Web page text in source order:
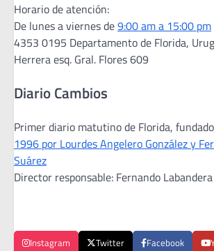
Horario de atención:
De lunes a viernes de9:00 am a 15:00 pm
4353 0195 Departamento de Florida,
Herrera esq. Gral. Flores 609
Diario Cambios
Primer diario matutino de Florida,
1996 por Lourdes Angelero González y
Suárez
Director responsable: Fernando Labandera
Instagram Twitter Facebook